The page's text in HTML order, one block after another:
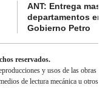
ANT: Entrega
departamentos en
Gobierno Petro
reservados.
y usos de las obras
de lectura mecánica u otros